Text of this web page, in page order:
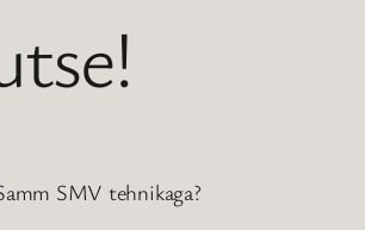
SMV tehnikaga?